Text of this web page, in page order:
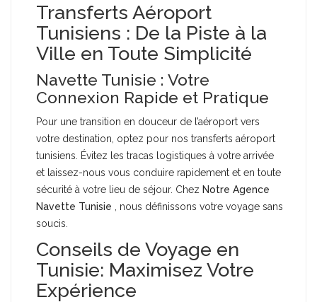
Transferts Aéroport
Tunisiens : De la Piste à la
Ville en Toute Simplicité
Navette Tunisie : Votre
Connexion Rapide et Pratique
Pour une transition en douceur de l’aéroport vers
votre destination, optez pour nos transferts aéroport
tunisiens. Évitez les tracas logistiques à votre arrivée
et laissez-nous vous conduire rapidement et en toute
sécurité à votre lieu de séjour. Chez Notre Agence
Navette Tunisie , nous définissons votre voyage sans
soucis.
Conseils de Voyage en
Tunisie: Maximisez Votre
Expérience